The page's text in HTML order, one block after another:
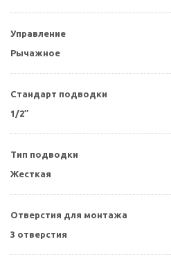
Управление
Рычажное
Стандарт подводки
1/2″
Тип подводки
Жесткая
Отверстия для монтажа
3 отверстия